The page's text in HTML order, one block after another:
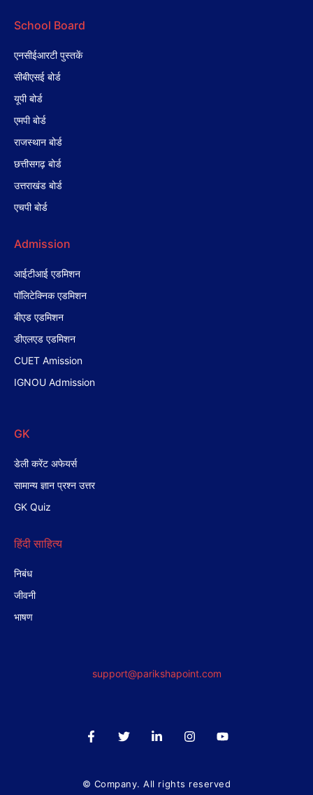
School Board
एनसीईआरटी पुस्तकें
सीबीएसई बोर्ड
यूपी बोर्ड
एमपी बोर्ड
राजस्थान बोर्ड
छत्तीसगढ़ बोर्ड
उत्तराखंड बोर्ड
एचपी बोर्ड
Admission
आईटीआई एडमिशन
पॉलिटेक्निक एडमिशन
बीएड एडमिशन
डीएलएड एडमिशन
CUET Amission
IGNOU Admission
GK
डेली करेंट अफेयर्स
सामान्य ज्ञान प्रश्न उत्तर
GK Quiz
हिंदी साहित्य
निबंध
जीवनी
भाषण
support@parikshapoint.com
© Company. All rights reserved